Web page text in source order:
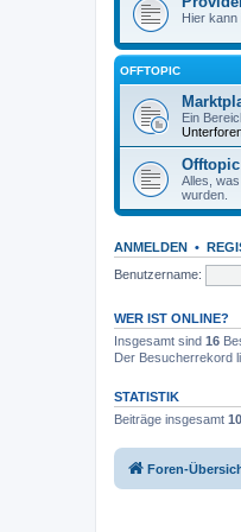
Hier kann
OFFTOPIC
Ein
Offtopic
Alles,
wurden.
ANMELDEN •
Benutzername:
WER IST ONLINE?
Insgesamt sind 16
Der Besucherrekord
STATISTIK
Beiträge insgesamt
Foren-